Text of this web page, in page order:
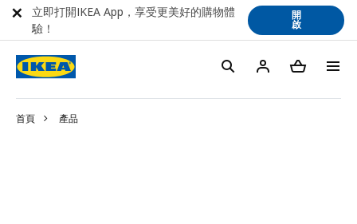
首頁 產品
立即打開IKEA App，享受更美好的購物體
驗！
開
啟